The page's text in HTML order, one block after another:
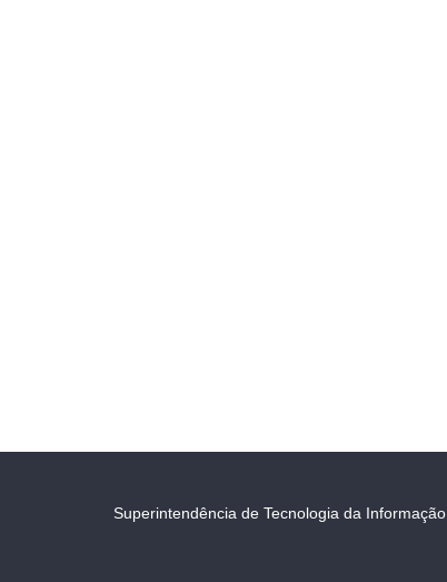
Superintendência de Tecnologia da Informação